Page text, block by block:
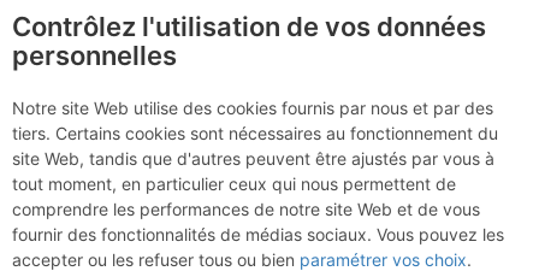
Les Bans : Pilier NE
Dimanche 11 juin 2017
France Isère Écrins
Contrôlez l'utilisation de vos données
personnelles
Notre site Web utilise des cookies fournis par nous et par des
tiers. Certains cookies sont nécessaires au fonctionnement du
site Web, tandis que d'autres peuvent être ajustés par vous à
tout moment, en particulier ceux qui nous permettent de
comprendre les performances de notre site Web et de vous
fournir des fonctionnalités de médias sociaux. Vous pouvez les
accepter ou les refuser tous ou bien paramétrer vos choix.